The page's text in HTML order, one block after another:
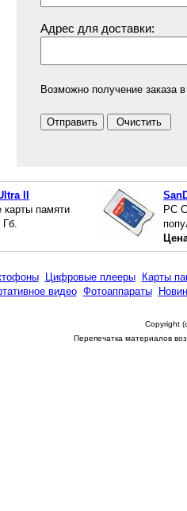
Адрес для доставки:
Возможно получение заказа
II
карты памяти
Гб.
PC
Цифровые плееры
Карты
видео Фотоаппараты
Copyright
Перепечатка материалов